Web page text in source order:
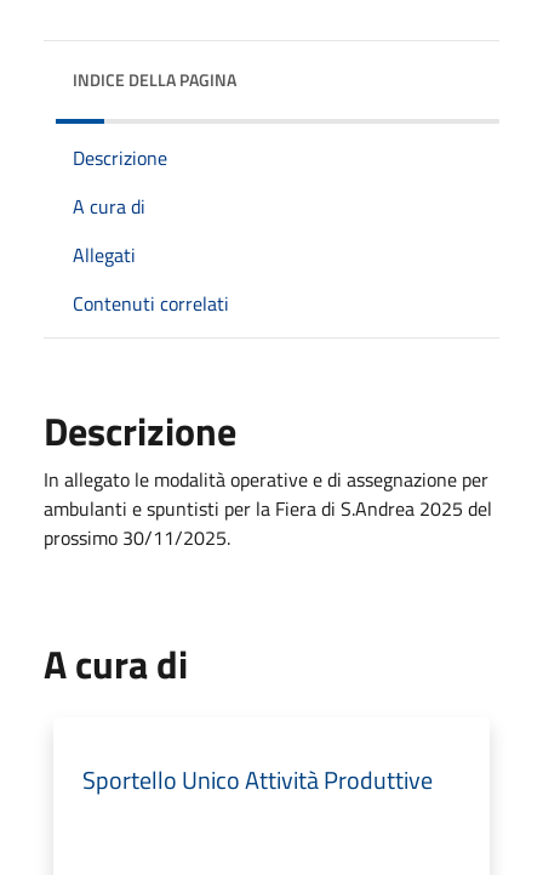
INDICE DELLA PAGINA
Descrizione
A cura di
Allegati
Contenuti correlati
Descrizione
In allegato le modalità operative e di assegnazione per
ambulanti e spuntisti per la Fiera di S.Andrea 2025 del
prossimo 30/11/2025.
A cura di
Sportello Unico Attività Produttive